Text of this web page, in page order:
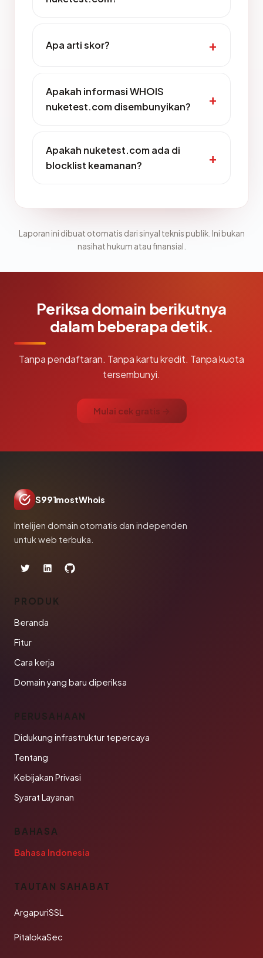
Apa arti skor?
Apakah informasi WHOIS
nuketest.com disembunyikan?
Apakah nuketest.com ada di
blocklist keamanan?
Laporan ini dibuat otomatis dari sinyal teknis publik. Ini bukan
nasihat hukum atau finansial.
Periksa domain berikutnya
dalam beberapa detik.
Tanpa pendaftaran. Tanpa kartu kredit. Tanpa kuota
tersembunyi.
Mulai cek gratis →
S991mostWhois
Intelijen domain otomatis dan independen
untuk web terbuka.
PRODUK
Beranda
Fitur
Cara kerja
Domain yang baru diperiksa
PERUSAHAAN
Didukung infrastruktur tepercaya
Tentang
Kebijakan Privasi
Syarat Layanan
BAHASA
Bahasa Indonesia
TAUTAN SAHABAT
ArgapuriSSL
PitalokaSec